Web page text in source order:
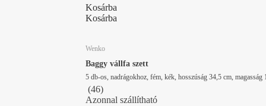
Kosárba
Kosárba
Wenko
Baggy vállfa szett
5 db-os, nadrágokhoz, fém, kék, hosszúság 34,5 cm, magasság
(46)
Azonnal szállítható